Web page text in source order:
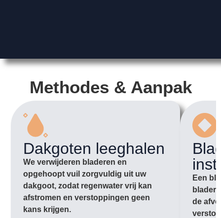
Methodes & Aanpak
Dakgoten leeghalen
We verwijderen bladeren en
opgehoopt vuil zorgvuldig uit uw
dakgoot, zodat regenwater vrij kan
afstromen en verstoppingen geen
kans krijgen.
Een
de